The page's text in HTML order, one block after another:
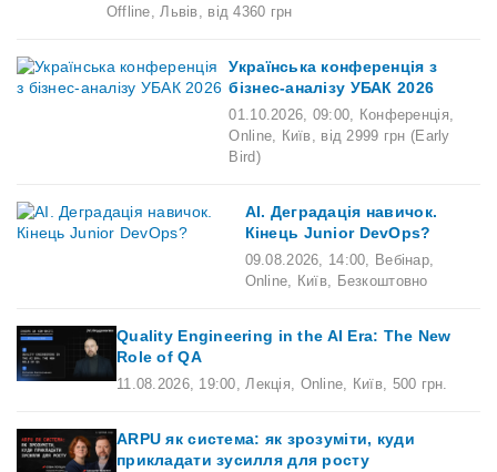
Offline,
Львів, від 4360 грн
Українська конференція з
бізнес-аналізу УБАК 2026
01.10.2026 09:00
Конференція,
Online,
Київ,
від 2999 грн (Early
Bird)
AI. Деградація навичок.
Кінець Junior DevOps?
09.08.2026 14:00
Вебінар,
Online,
Київ, Безкоштовно
Quality Engineering in the AI Era: The New
Role of QA
11.08.2026, 19:00 Лекція, Online, Київ, 500 грн.
ARPU як система: як зрозуміти, куди
прикладати зусилля для росту